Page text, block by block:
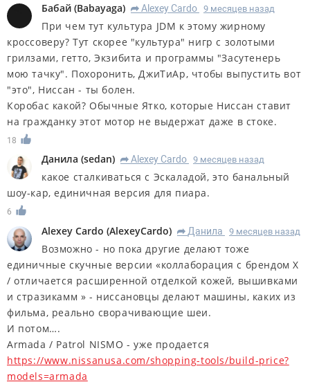
Бабай (Babayaga) R Alexey Cardo 9 месяцев назад
При чем тут культура JDM к этому жирному
кроссоверу? Тут скорее "культура" нигр с золотыми
грилзами, гетто, Экзибита и программы "Засутенерь
мою тачку". Похоронить, ДжиТиАр, чтобы выпустить вот
"это", Ниссан - ты болен.
Коробас какой? Обычные Ятко, которые Ниссан ставит
на гражданку этот мотор не выдержат даже в стоке.
18
Данила (sedan) R Alexey Cardo 9 месяцев назад
какое сталкиваться с Эскаладой, это банальный
шоу-кар, единичная версия для пиара.
6
Alexey Cardo (AlexeyCardo) R Данила 9 месяцев назад
Возможно - но пока другие делают тоже
единичные скучные версии «коллаборация с брендом Х
/ отличается расширенной отделкой кожей, вышивками
и стразикамм » - ниссановцы делают машины, каких из
фильма, реально сворачивающие шеи.
И потом….
Armada / Patrol NISMO - уже продается
https://www.nissanusa.com/shopping-tools/build-price?
models=armada